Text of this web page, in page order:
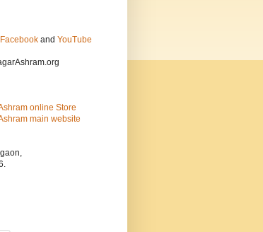
Facebook and YouTube
online Store
main website